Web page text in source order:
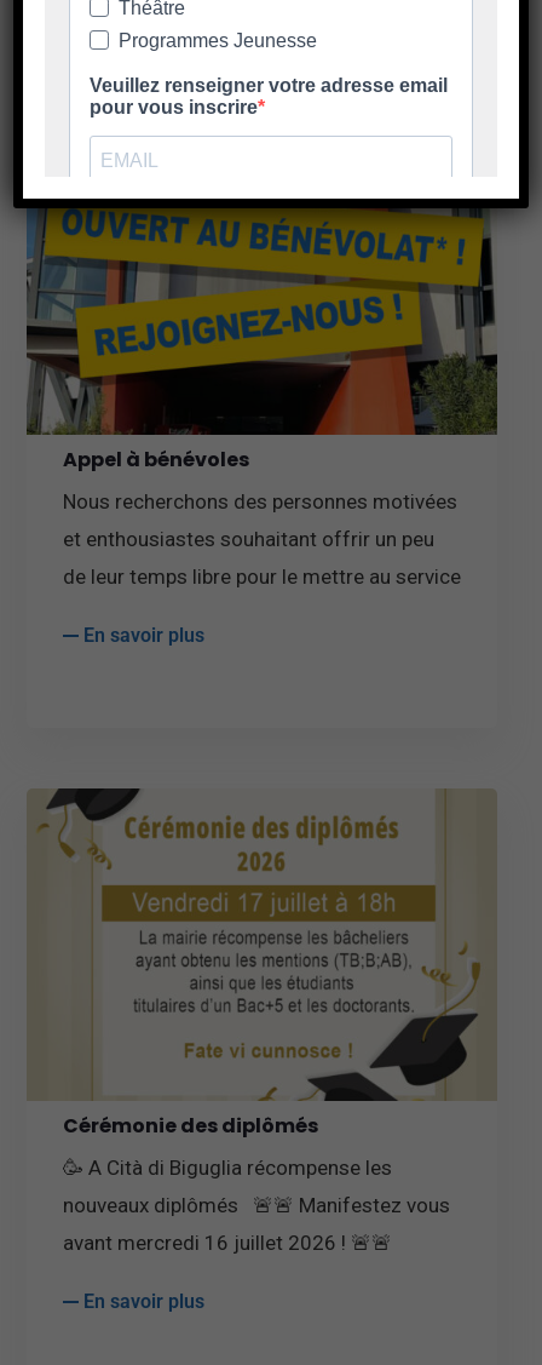
En savoir plus
Appel à bénévoles
Nous recherchons des personnes motivées
et enthousiastes souhaitant offrir un peu
de leur temps libre pour le mettre au service
En savoir plus
Cérémonie des diplômés
🥳 A Cità di Biguglia récompense les
nouveaux diplômés 🚨🚨 Manifestez vous
avant mercredi 16 juillet 2026 ! 🚨🚨
En savoir plus